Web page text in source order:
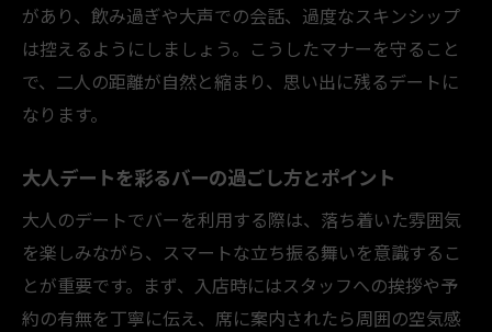
があり、飲み過ぎや大声での会話、過度なスキンシップ
は控えるようにしましょう。こうしたマナーを守ること
で、二人の距離が自然と縮まり、思い出に残るデートに
なります。
大人デートを彩るバーの過ごし方とポイント
大人のデートでバーを利用する際は、落ち着いた雰囲気
を楽しみながら、スマートな立ち振る舞いを意識するこ
とが重要です。まず、入店時にはスタッフへの挨拶や予
約の有無を丁寧に伝え、席に案内されたら周囲の空気感